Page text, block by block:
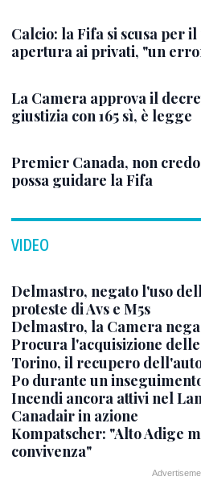
Calcio: la Fifa si scusa per
apertura ai privati, "un
La Camera approva il
giustizia con 165 sì, è legge
Premier Canada, non
possa guidare la Fifa
VIDEO
Delmastro, negato l'uso
proteste di Avs e M5s
Delmastro, la Camera
Procura l'acquisizione
Torino, il recupero
Po durante un
Incendi ancora attivi nel
Canadair in azione
Kompatscher: "Alto Adige
convivenza"